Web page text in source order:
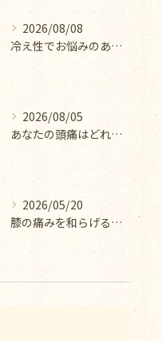
2026/08/08
冷え性でお悩みのあなたへ｜冷え性改善コース
2026/08/05
あなたの頭痛はどれにあてはまりますか？
2026/05/20
膝の痛みを和らげる整体院の施術内容